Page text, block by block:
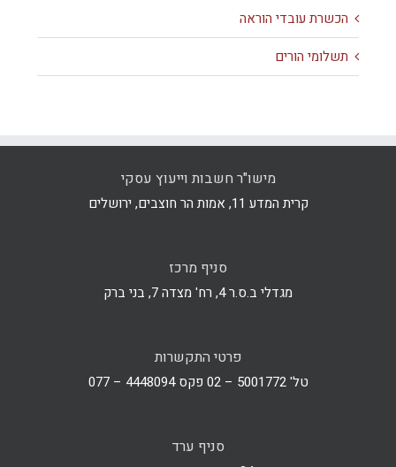
הכשרת עובדי הוראה
תשלומי הורים
מישו"ר חשבות וייעוץ עסקי
קרית המדע 11, אמות הר חוצבים, ירושלים
סניף מרכז
מגדלי ב.ס.ר 4, רח' מצדה 7, בני ברק
פרטי התקשרות
טל' 5001772 – 02 פקס 4448094 – 077
סניף ערד